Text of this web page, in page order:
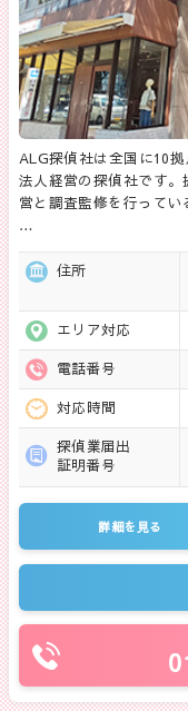
ALG探偵社は全国に10
法人経営の探偵社です
営と調査監修を行ってい
…
住所
エリア対応
電話番号
対応時間
探偵業届出
証明番号
詳細を見る